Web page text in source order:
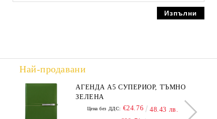
Най-продавани
АГЕНДА А5 СУПЕРИОР, ТЪМНО
ЗЕЛЕНА
Цена без ДДС: €24.76
48.43 лв.